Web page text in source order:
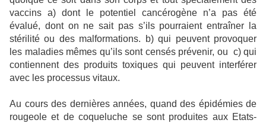
vaccins a) dont le potentiel cancérogène n’a pas été
évalué, dont on ne sait pas s’ils pourraient entraîner la
stérilité ou des malformations. b) qui peuvent provoquer
les maladies mêmes qu’ils sont censés prévenir, ou c) qui
contiennent des produits toxiques qui peuvent interférer
avec les processus vitaux.
Au cours des dernières années, quand des épidémies de
rougeole et de coqueluche se sont produites aux Etats-